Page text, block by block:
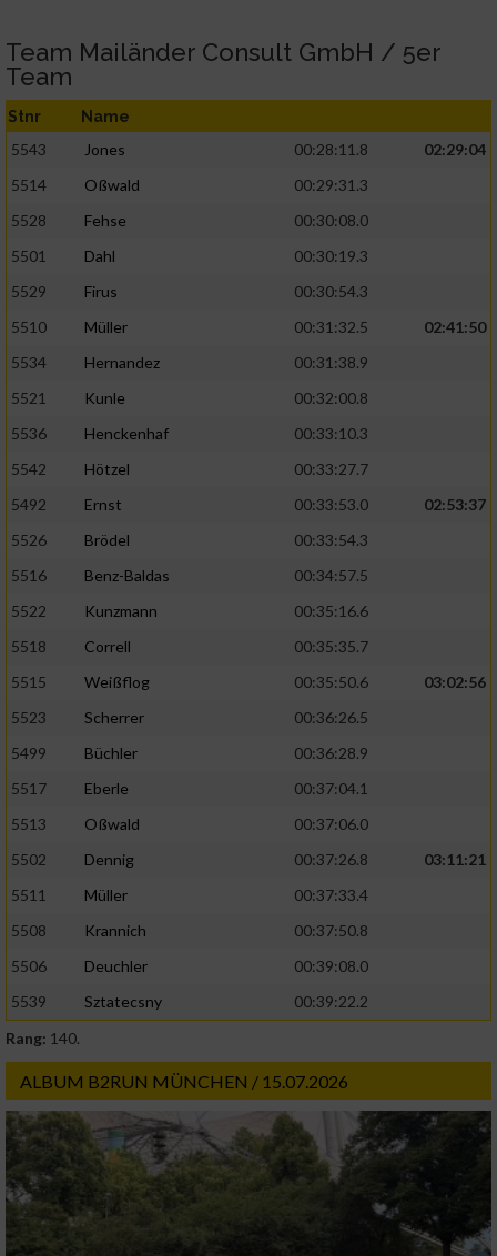
Team Mailänder Consult GmbH / 5er
Team
Stnr Name
5543 Jones 00:28:11.8
02:29:04
5514
Oßwald
00:29:31.3
5528
Fehse
00:30:08.0
5501
Dahl
00:30:19.3
5529
Firus
00:30:54.3
5510
Müller 00:31:32.5
02:41:50
5534
Hernandez
00:31:38.9
5521
Kunle
00:32:00.8
5536
Henckenhaf
00:33:10.3
5542
Hötzel
00:33:27.7
5492
Ernst 00:33:53.0
02:53:37
5526
Brödel
00:33:54.3
5516
Benz-Baldas
00:34:57.5
5522
Kunzmann
00:35:16.6
5518
Correll
00:35:35.7
5515
Weißflog 00:35:50.6
03:02:56
5523
Scherrer
00:36:26.5
5499
Büchler
00:36:28.9
5517
Eberle
00:37:04.1
5513
Oßwald
00:37:06.0
5502
Dennig 00:37:26.8
03:11:21
5511
Müller
00:37:33.4
5508
Krannich
00:37:50.8
5506
Deuchler
00:39:08.0
5539
Sztatecsny
00:39:22.2
Rang: 140.
ALBUM B2RUN MÜNCHEN / 15.07.2026